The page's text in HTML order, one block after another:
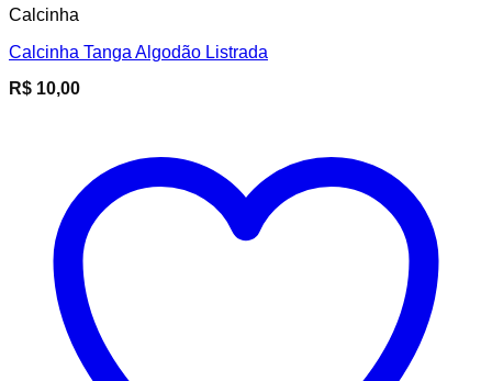
Calcinha
Calcinha Tanga Algodão Listrada
R$ 10,00